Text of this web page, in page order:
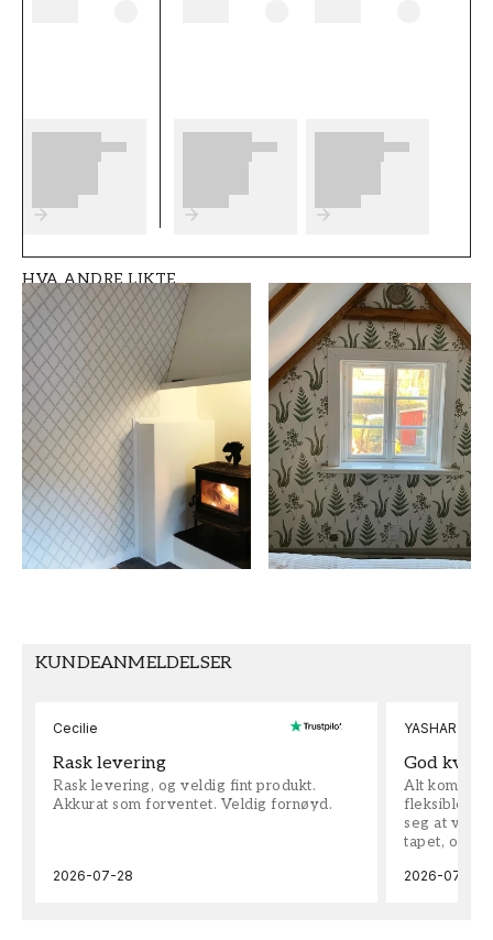
Produktdetaljer
FT0525-7670
Tenåringsrom,
Soverom
MERKEVARE
Boråstapeter Svensk, Landlig
BREDDE (m)
0,53
HØYDE (m)
10,05
MØNSTER
Trellis, Blad
SAMLING
Falsterbo III
UNDER THE LINE
MØNSTER
Trellis
FARGE
Hvit
HVA ANDRE LIKTE
KUNDEANMELDELSER
Cecilie
Rask levering
Rask levering, og veldig fint produkt.
Akkurat som forventet. Veldig fornøyd.
2026-07-28
YASHAR
God
Alt kom
fleksible på
seg at vi
tapet, og
2026-07-04